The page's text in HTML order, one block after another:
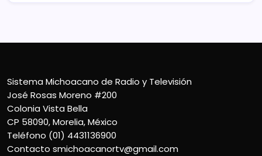
Sistema Michoacano de Radio y Televisión
José Rosas Moreno #200
Colonia Vista Bella
CP 58090, Morelia, México
Teléfono (01) 4431136900
Contacto smichoacanortv@gmail.com